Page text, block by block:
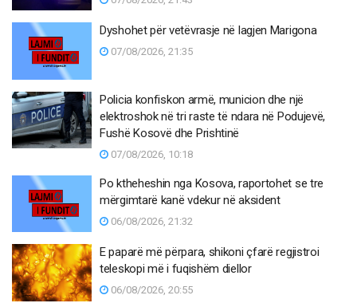
Dyshohet për vetëvrasje në lagjen Marigona
07/08/2026, 21:35
Policia konfiskon armë, municion dhe një
elektroshok në tri raste të ndara në Podujevë,
Fushë Kosovë dhe Prishtinë
07/08/2026, 10:18
Po ktheheshin nga Kosova, raportohet se tre
mërgimtarë kanë vdekur në aksident
06/08/2026, 21:32
E paparë më përpara, shikoni çfarë regjistroi
teleskopi më i fuqishëm diellor
06/08/2026, 20:55